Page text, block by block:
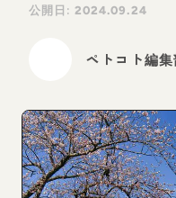
公開日:2024.09.24
ペトコト編集